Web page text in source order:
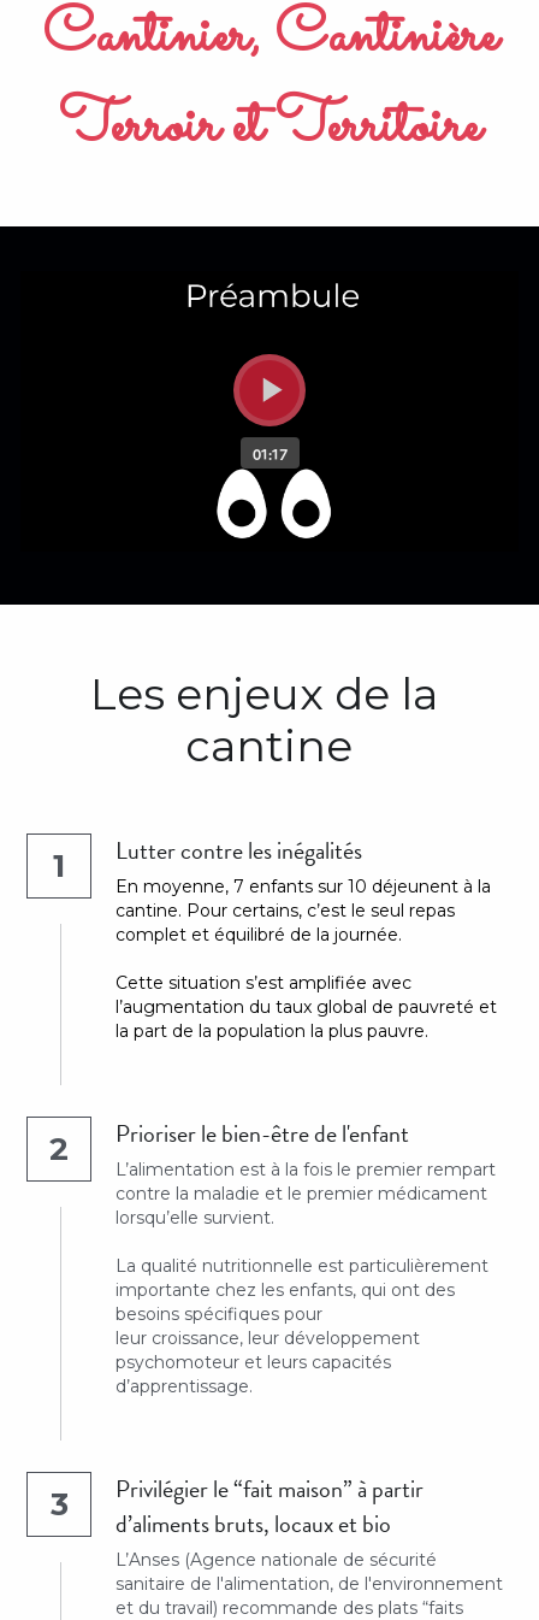
Les enjeux de la
cantine
1 Lutter contre les inégalités
En moyenne, 7 enfants sur 10 déjeunent à la
cantine. Pour certains, c’est le seul repas
complet et équilibré de la journée.
Cette situation s’est amplifiée avec
l’augmentation du taux global de pauvreté et
la part de la population la plus pauvre.
2 Prioriser le bien-être de l'enfant
L’alimentation est à la fois le premier rempart
contre la maladie et le premier médicament
lorsqu’elle survient.
La qualité nutritionnelle est particulièrement
importante chez les enfants, qui ont des
besoins spécifiques pour
leur croissance, leur développement
psychomoteur et leurs capacités
d’apprentissage.
3
Privilégier le “fait maison” à partir
d’aliments bruts, locaux et bio
L’Anses (Agence nationale de sécurité
sanitaire de l'alimentation, de l'environnement
et du travail) recommande des plats “faits